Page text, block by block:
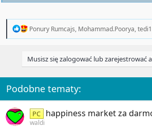
R
t
i
o
n
s
:
Ponury Rumcajs, Mohammad.Poorya,
Musisz się zalogować lub zarejestrować
Podobne tematy:
PC happiness market za
waldi